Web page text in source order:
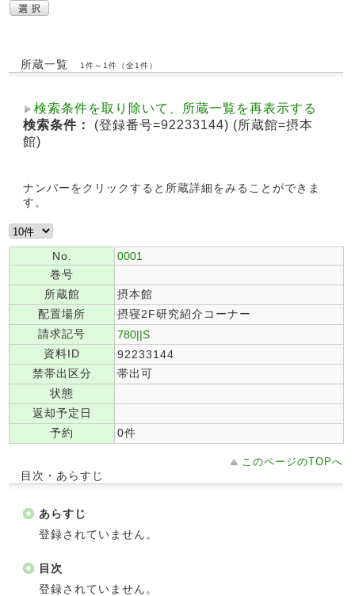
所蔵一覧 1件～1件（全1件）
検索条件を取り除いて、所蔵一覧を再表示する
検索条件：
(登録番号=92233144) (所蔵館=摂本
館)
ナンバーをクリックすると所蔵詳細をみることができま
す。
No.
0001
巻号
所蔵館
摂本館
配置場所
摂寝2F研究紹介コーナー
請求記号
780||S
資料ID
92233144
禁帯出区分
帯出可
状態
返却予定日
予約
0件
このページのTOPへ
目次・あらすじ
あらすじ
登録されていません。
目次
登録されていません。